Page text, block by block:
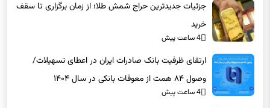
خرید
ارتقای ظرفیت بانک صادرات ایران در اعطای تسهیلات/
وصول ۸۴ همت از معوقات بانکی در سال ۱۴۰۴